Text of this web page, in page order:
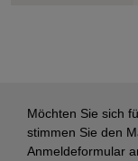
Möchten Sie sich
stimmen Sie den
Anmeldeformular